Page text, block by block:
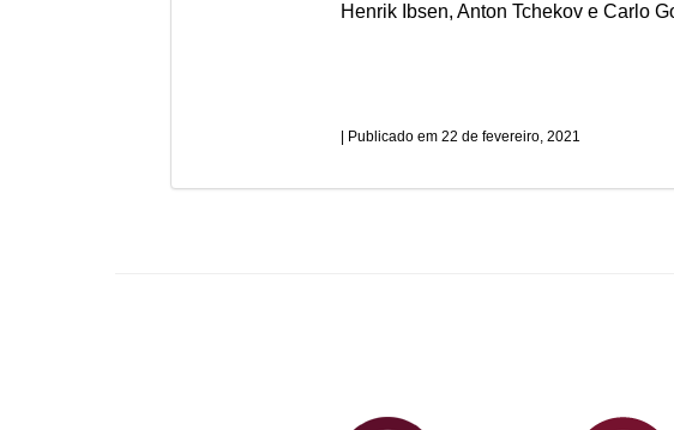
Henrik Ibsen, Anton Tchekov e Carlo
22 de fevereiro, 2021
PlataformAberta